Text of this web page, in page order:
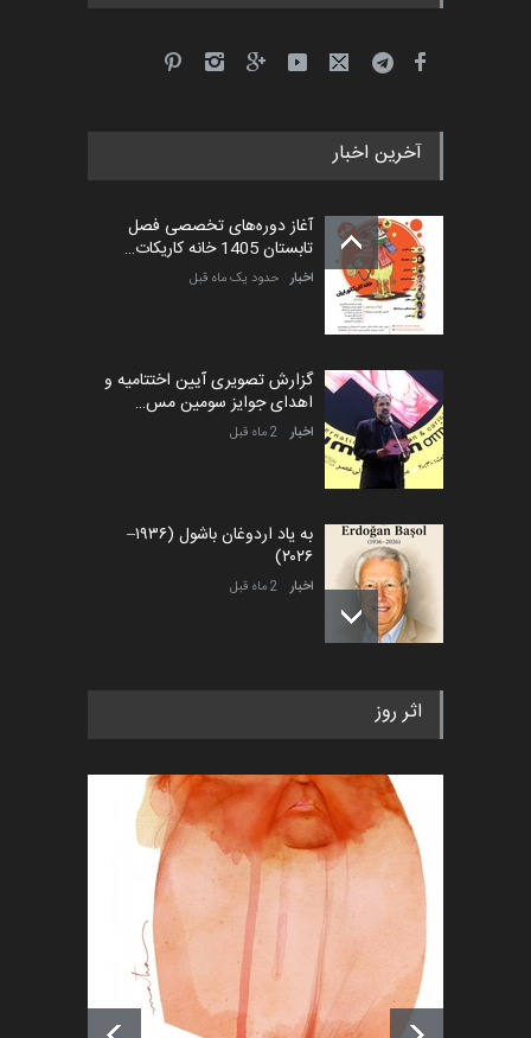
مهلت
بیست و هشتمین مسابقه
مهلت 6 روز دیگر
آخرین اخبار
آغاز دوره‌های تخصصی فصل
تابستان 1405 خانه کاریکات…
اخبار حدود یک ماه قبل
گزارش تصویری آیین اختتامیه و
اهدای جوایز سومین مس…
اخبار 2 ماه قبل
به یاد اردوغان باشول (۱۹۳۶–
۲۰۲۶)
اخبار 2 ماه قبل
رویداد کارگاهی کارتون و پوستر
اخبار 6 ماه قبل
فراخوان رویداد کارگاهی کارتون و
پوستر "ایران سربل…
لیست شرکت کنندگان یازدهمین
جشنواره بین‌المللی کا…
اثر روز